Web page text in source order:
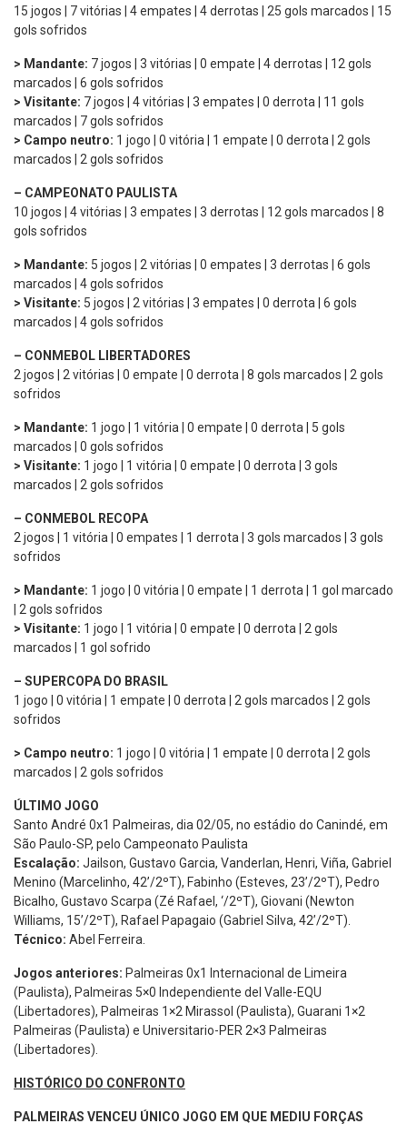
15 jogos | 7 vitórias | 4 empates | 4 derrotas | 25 gols marcados | 15
gols sofridos
> Mandante: 7 jogos | 3 vitórias | 0 empate | 4 derrotas | 12 gols
marcados | 6 gols sofridos
> Visitante: 7 jogos | 4 vitórias | 3 empates | 0 derrota | 11 gols
marcados | 7 gols sofridos
> Campo neutro: 1 jogo | 0 vitória | 1 empate | 0 derrota | 2 gols
marcados | 2 gols sofridos
– CAMPEONATO PAULISTA
10 jogos | 4 vitórias | 3 empates | 3 derrotas | 12 gols marcados | 8
gols sofridos
> Mandante: 5 jogos | 2 vitórias | 0 empates | 3 derrotas | 6 gols
marcados | 4 gols sofridos
> Visitante: 5 jogos | 2 vitórias | 3 empates | 0 derrota | 6 gols
marcados | 4 gols sofridos
– CONMEBOL LIBERTADORES
2 jogos | 2 vitórias | 0 empate | 0 derrota | 8 gols marcados | 2 gols
sofridos
> Mandante: 1 jogo | 1 vitória | 0 empate | 0 derrota | 5 gols
marcados | 0 gols sofridos
> Visitante: 1 jogo | 1 vitória | 0 empate | 0 derrota | 3 gols
marcados | 2 gols sofridos
– CONMEBOL RECOPA
2 jogos | 1 vitória | 0 empates | 1 derrota | 3 gols marcados | 3 gols
sofridos
> Mandante: 1 jogo | 0 vitória | 0 empate | 1 derrota | 1 gol marcado
| 2 gols sofridos
> Visitante: 1 jogo | 1 vitória | 0 empate | 0 derrota | 2 gols
marcados | 1 gol sofrido
– SUPERCOPA DO BRASIL
1 jogo | 0 vitória | 1 empate | 0 derrota | 2 gols marcados | 2 gols
sofridos
> Campo neutro: 1 jogo | 0 vitória | 1 empate | 0 derrota | 2 gols
marcados | 2 gols sofridos
ÚLTIMO JOGO
Santo André 0x1 Palmeiras, dia 02/05, no estádio do Canindé, em
São Paulo-SP, pelo Campeonato Paulista
Escalação: Jailson, Gustavo Garcia, Vanderlan, Henri, Viña, Gabriel
Menino (Marcelinho, 42’/2ºT), Fabinho (Esteves, 23’/2ºT), Pedro
Bicalho, Gustavo Scarpa (Zé Rafael, ‘/2ºT), Giovani (Newton
Williams, 15’/2ºT), Rafael Papagaio (Gabriel Silva, 42’/2ºT).
Técnico: Abel Ferreira.
Jogos anteriores: Palmeiras 0x1 Internacional de Limeira
(Paulista), Palmeiras 5×0 Independiente del Valle-EQU
(Libertadores), Palmeiras 1×2 Mirassol (Paulista), Guarani 1×2
Palmeiras (Paulista) e Universitario-PER 2×3 Palmeiras
(Libertadores).
HISTÓRICO DO CONFRONTO
PALMEIRAS VENCEU ÚNICO JOGO EM QUE MEDIU FORÇAS